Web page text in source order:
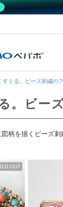
すぐる。ビーズ刺繍の
。ビー
柄を描くビーズ
OUT